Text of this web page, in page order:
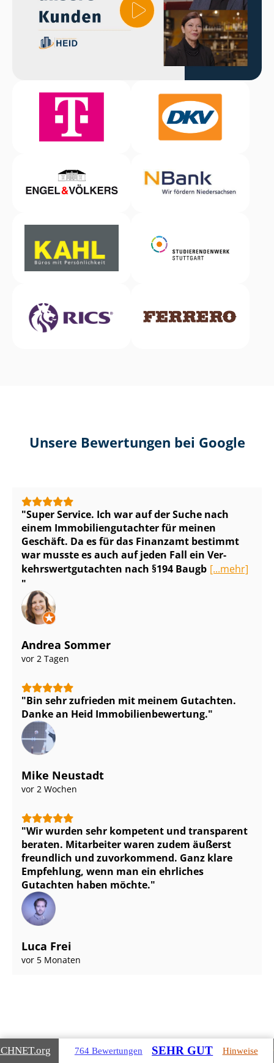
Unsere Bewertungen bei Google
Super Service. Ich war auf der Suche nach
einem Im­mo­bi­li­en­gut­ach­ter für meinen
Geschäft. Da es für das Finanzamt bestimmt
war musste es auch auf jeden Fall ein Ver­
kehrs­wert­gut­ach­ten nach §194 Baugb [...mehr]
Andrea Sommer
vor 2 Tagen
Bin sehr zufrieden mit meinem Gutachten.
Danke an Heid Im­mo­bi­li­en­be­wer­tung.
Mike Neustadt
vor 2 Wochen
Wir wurden sehr kompetent und transparent
beraten. Mitarbeiter waren zudem äußerst
freundlich und zuvorkommend. Ganz klare
Empfehlung, wenn man ein ehrliches
Gutachten haben möchte.
Luca Frei
vor 5 Monaten
Gebäudearten, die wir für Sie
.org 764 Bewertungen SEHR GUT Hinweise